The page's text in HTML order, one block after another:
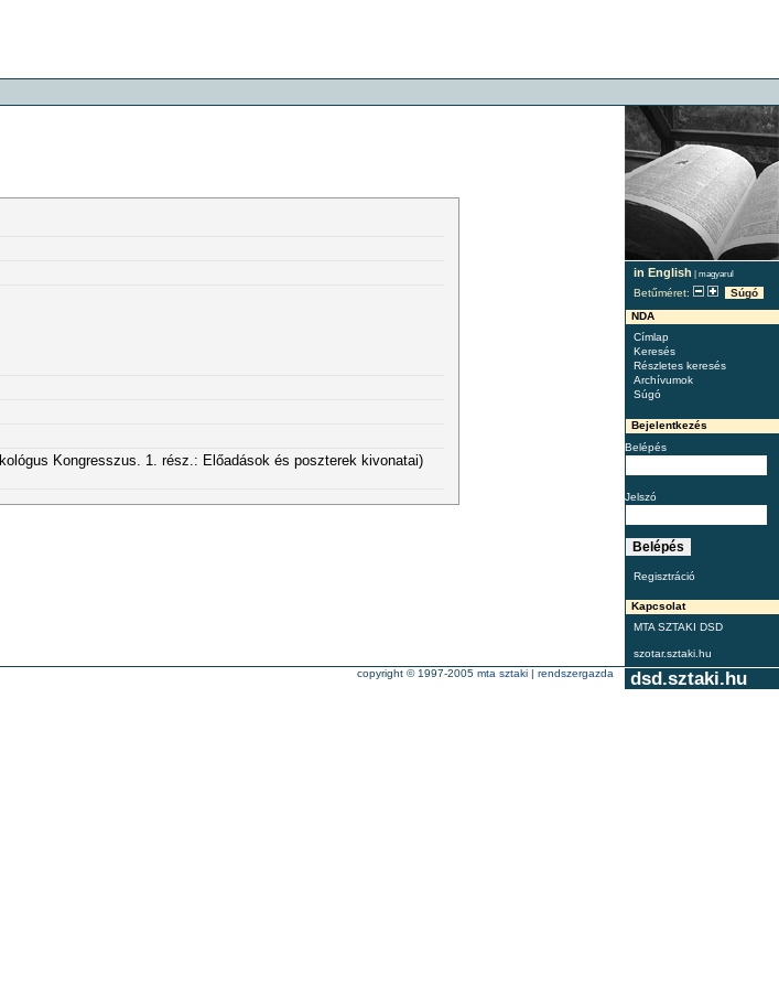
in English | magyarul
Betűméret:
Súgó
NDA
Címlap
Keresés
Részletes keresés
Archívumok
Súgó
Bejelentkezés
Belépés
Jelszó
Regisztráció
Kapcsolat
MTA SZTAKI DSD
szotar.sztaki.hu
Kongresszus. 1. rész.: Előadások és poszterek kivonatai)
dsd.sztaki.hu
copyright © 1997-2005 mta sztaki | rendszergazda